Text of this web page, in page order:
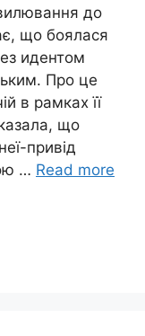
до
що боялася
идентом
Про це
в рамках її
що
привід
… Read more